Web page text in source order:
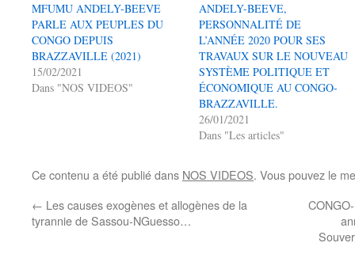
MFUMU ANDELY-BEEVE
PARLE AUX PEUPLES DU
CONGO DEPUIS
BRAZZAVILLE (2021)
15/02/2021
Dans "NOS VIDEOS"
ANDELY-BEEVE,
PERSONNALITÉ DE
L’ANNÉE 2020 POUR SES
TRAVAUX SUR LE NOUVEAU
SYSTÈME POLITIQUE ET
ÉCONOMIQUE AU CONGO-
BRAZZAVILLE.
26/01/2021
Dans "Les articles"
Ce contenu a été publié dans NOS VIDEOS. Vous pouvez le
← Les causes exogènes et allogènes de la
tyrannie de Sassou-NGuesso…